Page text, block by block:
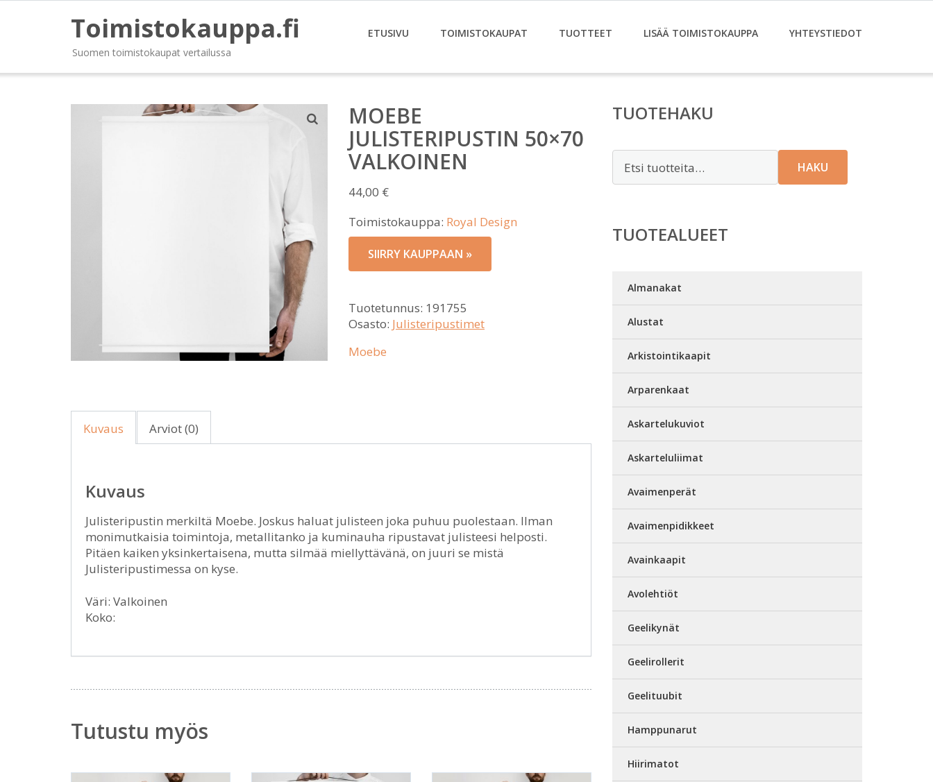
Toimistokauppa.fi
Suomen toimistokaupat vertailussa
ETUSIVU TOIMISTOKAUPAT TUOTTEET LISÄÄ TOIMISTOKAUPPA YHTEYSTIEDOT
MOEBE
JULISTERIPUSTIN 50×70
VALKOINEN
44,00 €
Toimistokauppa: Royal Design
SIIRRY KAUPPAAN »
Tuotetunnus: 191755
Osasto: Julisteripustimet
Moebe
Kuvaus Arviot (0)
Kuvaus
Julisteripustin merkiltä Moebe. Joskus haluat julisteen joka puhuu puolestaan. Ilman
monimutkaisia toimintoja, metallitanko ja kuminauha ripustavat julisteesi helposti.
Pitäen kaiken yksinkertaisena, mutta silmää miellyttävänä, on juuri se mistä
Julisteripustimessa on kyse.
Väri: Valkoinen
Koko:
Tutustu myös
TUOTEHAKU
HAKU
TUOTEALUEET
Almanakat
Alustat
Arkistointikaapit
Arparenkaat
Askartelukuviot
Askarteluliimat
Avaimenperät
Avaimenpidikkeet
Avainkaapit
Avolehtiöt
Geelikynät
Geelirollerit
Geelituubit
Hamppunarut
Hiirimatot